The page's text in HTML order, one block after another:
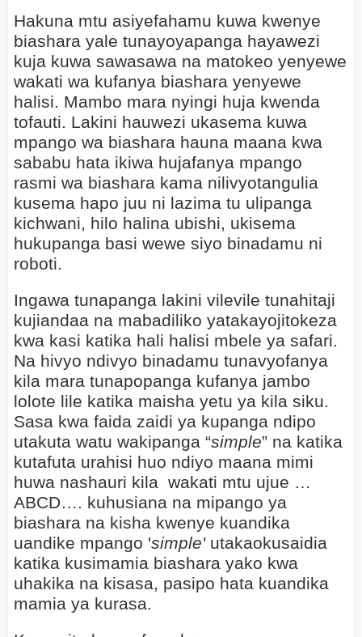
Hakuna mtu asiyefahamu kuwa kwenye
biashara yale tunayoyapanga hayawezi
kuja kuwa sawasawa na matokeo yenyewe
wakati wa kufanya biashara yenyewe
halisi. Mambo mara nyingi huja kwenda
tofauti. Lakini hauwezi ukasema kuwa
mpango wa biashara hauna maana kwa
sababu hata ikiwa hujafanya mpango
rasmi wa biashara kama nilivyotangulia
kusema hapo juu ni lazima tu ulipanga
kichwani, hilo halina ubishi, ukisema
hukupanga basi wewe siyo binadamu ni
roboti.
Ingawa tunapanga lakini vilevile tunahitaji
kujiandaa na mabadiliko yatakayojitokeza
kwa kasi katika hali halisi mbele ya safari.
Na hivyo ndivyo binadamu tunavyofanya
kila mara tunapopanga kufanya jambo
lolote lile katika maisha yetu ya kila siku.
Sasa kwa faida zaidi ya kupanga ndipo
utakuta watu wakipanga “simple” na katika
kutafuta urahisi huo ndiyo maana mimi
huwa nashauri kila wakati mtu ujue …
ABCD…. kuhusiana na mipango ya
biashara na kisha kwenye kuandika
uandike mpango 'simple' utakaokusaidia
katika kusimamia biashara yako kwa
uhakika na kisasa, pasipo hata kuandika
mamia ya kurasa.